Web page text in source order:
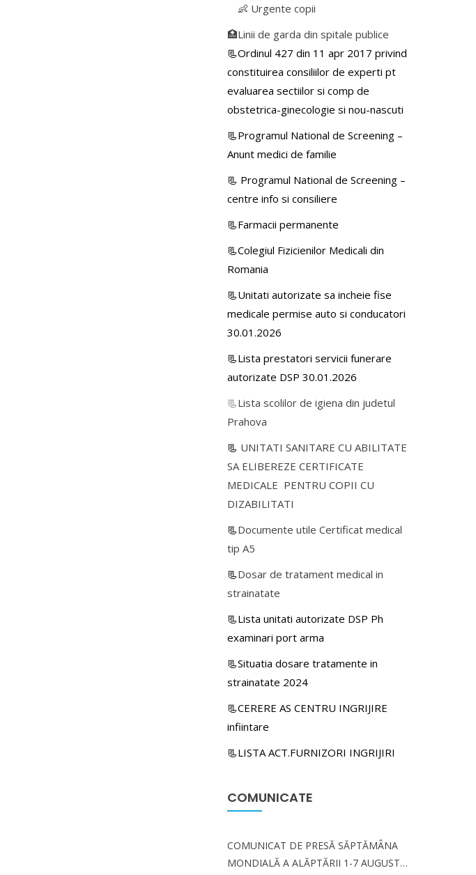
👶 Urgente copii
🏥Linii de garda din spitale publice
📃Ordinul 427 din 11 apr 2017 privind
constituirea consiliilor de experti pt
evaluarea sectiilor si comp de
obstetrica-ginecologie si nou-nascuti
📃Programul National de Screening –
Anunt medici de familie
📃 Programul National de Screening –
centre info si consiliere
📃Farmacii permanente
📃Colegiul Fizicienilor Medicali din
Romania
📃Unitati autorizate sa incheie fise
medicale permise auto si conducatori
30.01.2026
📃Lista prestatori servicii funerare
autorizate DSP 30.01.2026
📃Lista scolilor de igiena din judetul
Prahova
📃 UNITATI SANITARE CU ABILITATE
SA ELIBEREZE CERTIFICATE
MEDICALE PENTRU COPII CU
DIZABILITATI
📃Documente utile Certificat medical
tip A5
📃Dosar de tratament medical in
strainatate
📃Lista unitati autorizate DSP Ph
examinari port arma
📃Situatia dosare tratamente in
strainatate 2024
📃CERERE AS CENTRU INGRIJIRE
infiintare
📃LISTA ACT.FURNIZORI INGRIJIRI
COMUNICATE
COMUNICAT DE PRESĂ SĂPTĂMÂNA
MONDIALĂ A ALĂPTĂRII 1-7 AUGUST